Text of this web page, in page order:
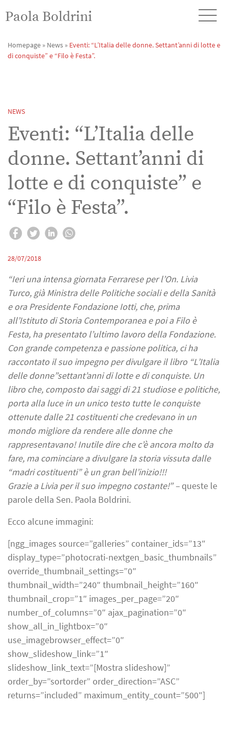
Paola Boldrini
Homepage » News » Eventi: “L’Italia delle donne. Settant’anni di lotte e
di conquiste” e “Filo è Festa”.
NEWS
Eventi: “L’Italia delle
donne. Settant’anni di
lotte e di conquiste” e
“Filo è Festa”.
28/07/2018
“Ieri una intensa giornata Ferrarese per l’On. Livia
Turco, già Ministra delle Politiche sociali e della Sanità
e ora Presidente Fondazione Iotti, che, prima
all’Istituto di Storia Contemporanea e poi a Filo è
Festa, ha presentato l’ultimo lavoro della Fondazione.
Con grande competenza e passione politica, ci ha
raccontato il suo impegno per divulgare il libro “L’Italia
delle donne”settant’anni di lotte e di conquiste. Un
libro che, composto dai saggi di 21 studiose e politiche,
porta alla luce in un unico testo tutte le conquiste
ottenute dalle 21 costituenti che credevano in un
mondo migliore da rendere alle donne che
rappresentavano! Inutile dire che c’è ancora molto da
fare, ma cominciare a divulgare la storia vissuta dalle
“madri costituenti” è un gran bell’inizio!!!
Grazie a Livia per il suo impegno costante!” – queste le
parole della Sen. Paola Boldrini.
Ecco alcune immagini:
[ngg_images source=”galleries” container_ids=”13″
display_type=”photocrati-nextgen_basic_thumbnails”
override_thumbnail_settings=”0″
thumbnail_width=”240″ thumbnail_height=”160″
thumbnail_crop=”1″ images_per_page=”20″
number_of_columns=”0″ ajax_pagination=”0″
show_all_in_lightbox=”0″
use_imagebrowser_effect=”0″
show_slideshow_link=”1″
slideshow_link_text=”[Mostra slideshow]”
order_by=”sortorder” order_direction=”ASC”
returns=”included” maximum_entity_count=”500″]